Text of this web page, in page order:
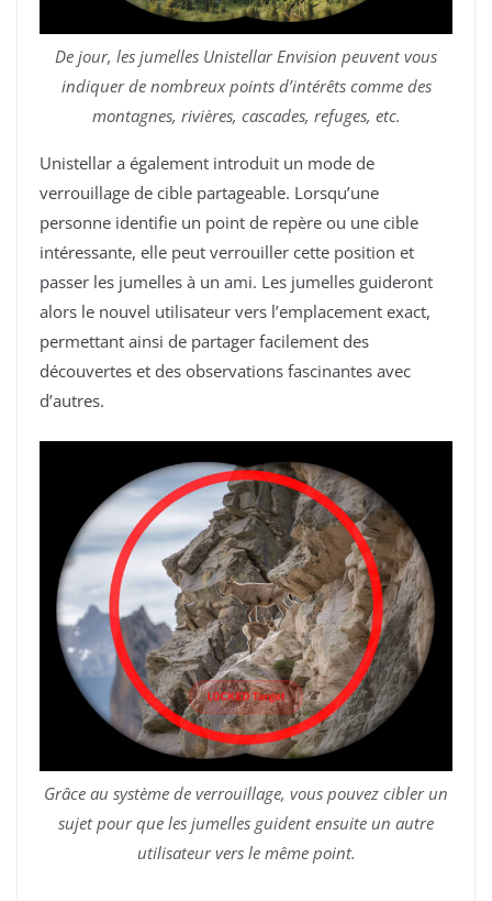
De jour, les jumelles Unistellar Envision peuvent vous
indiquer de nombreux points d’intérêts comme des
montagnes, rivières, cascades, refuges, etc.
Unistellar a également introduit un mode de
verrouillage de cible partageable. Lorsqu’une
personne identifie un point de repère ou une cible
intéressante, elle peut verrouiller cette position et
passer les jumelles à un ami. Les jumelles guideront
alors le nouvel utilisateur vers l’emplacement exact,
permettant ainsi de partager facilement des
découvertes et des observations fascinantes avec
d’autres.
Grâce au système de verrouillage, vous pouvez cibler un
sujet pour que les jumelles guident ensuite un autre
utilisateur vers le même point.